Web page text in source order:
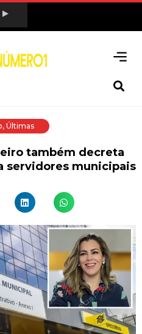
, Últimas
também decreta
servidores municipais